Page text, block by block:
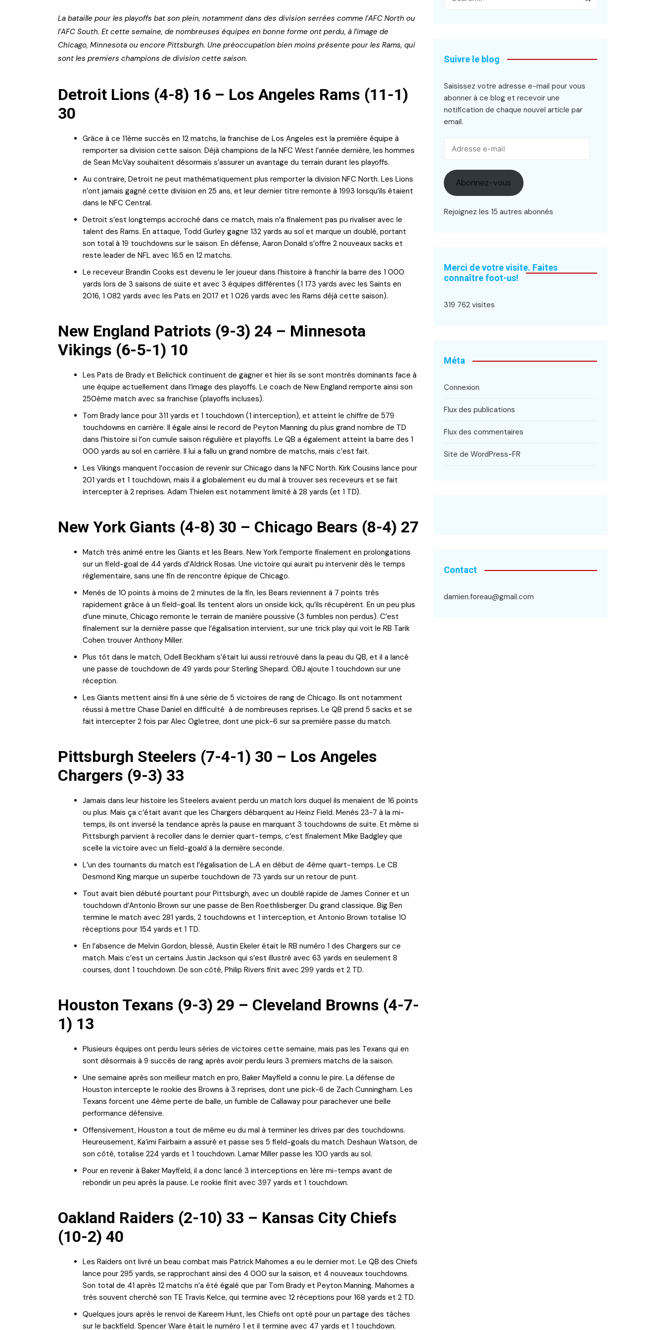
La bataille pour les playoffs bat son plein, notamment dans des division serrées comme l’AFC North ou
l’AFC South. Et cette semaine, de nombreuses équipes en bonne forme ont perdu, à l’image de
Chicago, Minnesota ou encore Pittsburgh. Une préoccupation bien moins présente pour les Rams, qui
sont les premiers champions de division cette saison.
Detroit Lions (4-8) 16 – Los Angeles Rams (11-1)
30
Grâce à ce 11ème succès en 12 matchs, la franchise de Los Angeles est la première équipe à
remporter sa division cette saison. Déjà champions de la NFC West l’année dernière, les hommes
de Sean McVay souhaitent désormais s’assurer un avantage du terrain durant les playoffs.
Au contraire, Detroit ne peut mathématiquement plus remporter la division NFC North. Les Lions
n’ont jamais gagné cette division en 25 ans, et leur dernier titre remonte à 1993 lorsqu’ils étaient
dans le NFC Central.
Detroit s’est longtemps accroché dans ce match, mais n’a finalement pas pu rivaliser avec le
talent des Rams. En attaque, Todd Gurley gagne 132 yards au sol et marque un doublé, portant
son total à 19 touchdowns sur le saison. En défense, Aaron Donald s’offre 2 nouveaux sacks et
reste leader de NFL avec 16.5 en 12 matchs.
Le receveur Brandin Cooks est devenu le 1er joueur dans l’histoire à franchir la barre des 1 000
yards lors de 3 saisons de suite et avec 3 équipes différentes (1 173 yards avec les Saints en
2016, 1 082 yards avec les Pats en 2017 et 1 026 yards avec les Rams déjà cette saison).
New England Patriots (9-3) 24 – Minnesota
Vikings (6-5-1) 10
Les Pats de Brady et Belichick continuent de gagner et hier ils se sont montrés dominants face à
une équipe actuellement dans l’image des playoffs. Le coach de New England remporte ainsi son
250ème match avec sa franchise (playoffs incluses).
Tom Brady lance pour 311 yards et 1 touchdown (1 interception), et atteint le chiffre de 579
touchdowns en carrière. Il égale ainsi le record de Peyton Manning du plus grand nombre de TD
dans l’histoire si l’on cumule saison régulière et playoffs. Le QB a également atteint la barre des 1
000 yards au sol en carrière. Il lui a fallu un grand nombre de matchs, mais c’est fait.
Les Vikings manquent l’occasion de revenir sur Chicago dans la NFC North. Kirk Cousins lance pour
201 yards et 1 touchdown, mais il a globalement eu du mal à trouver ses receveurs et se fait
intercepter à 2 reprises. Adam Thielen est notamment limité à 28 yards (et 1 TD).
New York Giants (4-8) 30 – Chicago Bears (8-4) 27
Match très animé entre les Giants et les Bears. New York l’emporte finalement en prolongations
sur un field-goal de 44 yards d’Aldrick Rosas. Une victoire qui aurait pu intervenir dès le temps
réglementaire, sans une fin de rencontre épique de Chicago.
Menés de 10 points à moins de 2 minutes de la fin, les Bears reviennent à 7 points très
rapidement grâce à un field-goal. Ils tentent alors un onside kick, qu’ils récupèrent. En un peu plus
d’une minute, Chicago remonte le terrain de manière poussive (3 fumbles non perdus). C’est
finalement sur la dernière passe que l’égalisation intervient, sur une trick play qui voit le RB Tarik
Cohen trouver Anthony Miller.
Plus tôt dans le match, Odell Beckham s’était lui aussi retrouvé dans la peau du QB, et il a lancé
une passe de touchdown de 49 yards pour Sterling Shepard. OBJ ajoute 1 touchdown sur une
réception.
Les Giants mettent ainsi fin à une série de 5 victoires de rang de Chicago. Ils ont notamment
réussi à mettre Chase Daniel en difficulté à de nombreuses reprises. Le QB prend 5 sacks et se
fait intercepter 2 fois par Alec Ogletree, dont une pick-6 sur sa première passe du match.
Pittsburgh Steelers (7-4-1) 30 – Los Angeles
Chargers (9-3) 33
Jamais dans leur histoire les Steelers avaient perdu un match lors duquel ils menaient de 16 points
ou plus. Mais ça c’était avant que les Chargers débarquent au Heinz Field. Menés 23-7 à la mi-
temps, ils ont inversé la tendance après la pause en marquant 3 touchdowns de suite. Et même si
Pittsburgh parvient à recoller dans le dernier quart-temps, c’est finalement Mike Badgley que
scelle la victoire avec un field-goald à la dernière seconde.
L’un des tournants du match est l’égalisation de L.A en début de 4ème quart-temps. Le CB
Desmond King marque un superbe touchdown de 73 yards sur un retour de punt.
Tout avait bien débuté pourtant pour Pittsburgh, avec un doublé rapide de James Conner et un
touchdown d’Antonio Brown sur une passe de Ben Roethlisberger. Du grand classique. Big Ben
termine le match avec 281 yards, 2 touchdowns et 1 interception, et Antonio Brown totalise 10
réceptions pour 154 yards et 1 TD.
En l’absence de Melvin Gordon, blessé, Austin Ekeler était le RB numéro 1 des Chargers sur ce
match. Mais c’est un certains Justin Jackson qui s’est illustré avec 63 yards en seulement 8
courses, dont 1 touchdown. De son côté, Philip Rivers finit avec 299 yards et 2 TD.
Houston Texans (9-3) 29 – Cleveland Browns (4-7-
1) 13
Plusieurs équipes ont perdu leurs séries de victoires cette semaine, mais pas les Texans qui en
sont désormais à 9 succès de rang après avoir perdu leurs 3 premiers matchs de la saison.
Une semaine après son meilleur match en pro, Baker Mayfield a connu le pire. La défense de
Houston intercepte le rookie des Browns à 3 reprises, dont une pick-6 de Zach Cunningham. Les
Texans forcent une 4ème perte de balle, un fumble de Callaway pour parachever une belle
performance défensive.
Offensivement, Houston a tout de même eu du mal à terminer les drives par des touchdowns.
Heureusement, Ka’imi Fairbairn a assuré et passe ses 5 field-goals du match. Deshaun Watson, de
son côté, totalise 224 yards et 1 touchdown. Lamar Miller passe les 100 yards au sol.
Pour en revenir à Baker Mayfield, il a donc lancé 3 interceptions en 1ère mi-temps avant de
rebondir un peu après la pause. Le rookie finit avec 397 yards et 1 touchdown.
Oakland Raiders (2-10) 33 – Kansas City Chiefs
(10-2) 40
Les Raiders ont livré un beau combat mais Patrick Mahomes a eu le dernier mot. Le QB des Chiefs
lance pour 295 yards, se rapprochant ainsi des 4 000 sur la saison, et 4 nouveaux touchdowns.
Son total de 41 après 12 matchs n’a été égalé que par Tom Brady et Peyton Manning. Mahomes a
très souvent cherché son TE Travis Kelce, qui termine avec 12 réceptions pour 168 yards et 2 TD.
Quelques jours après le renvoi de Kareem Hunt, les Chiefs ont opté pour un partage des tâches
sur le backfield. Spencer Ware était le numéro 1 et il termine avec 47 yards et 1 touchdown.
Suivre le blog
Saisissez votre adresse e-mail pour vous
abonner à ce blog et recevoir une
notification de chaque nouvel article par
email.
Abonnez-vous
Rejoignez les 15 autres abonnés
Merci de votre visite. Faites
connaître foot-us!
319 762 visites
Méta
Connexion
Flux des publications
Flux des commentaires
Site de WordPress-FR
Contact
damien.foreau@gmail.com